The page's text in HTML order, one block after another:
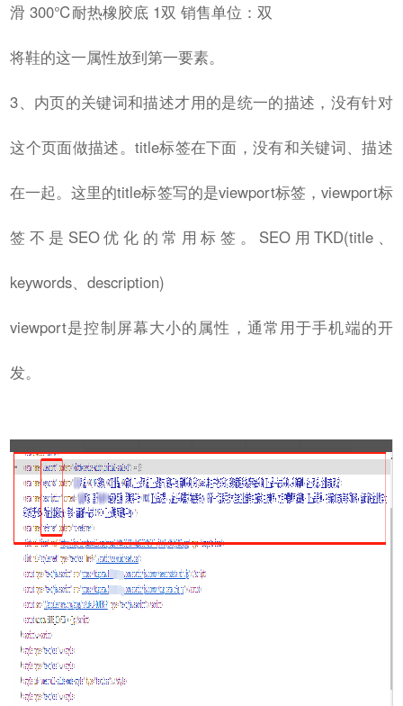
滑 300℃耐热橡胶底 1双 销售单位：双
将鞋的这一属性放到第一要素。
3、内页的关键词和描述才用的是统一的描述，没有针对
这个页面做描述。title标签在下面，没有和关键词、描述
在一起。这里的title标签写的是viewport标签，viewport标
签不是SEO优化的常用标签。SEO用TKD(title、
keywords、description)
viewport是控制屏幕大小的属性，通常用于手机端的开
发。